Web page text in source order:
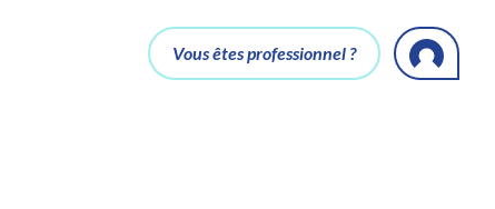
Vous êtes professionnel ?